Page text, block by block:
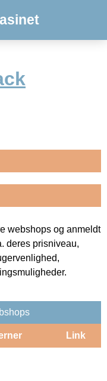
webshops og anmeldt
deres prisniveau,
Link